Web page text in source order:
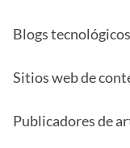
Blogs tecnológicos
Sitios web de
Publicadores de